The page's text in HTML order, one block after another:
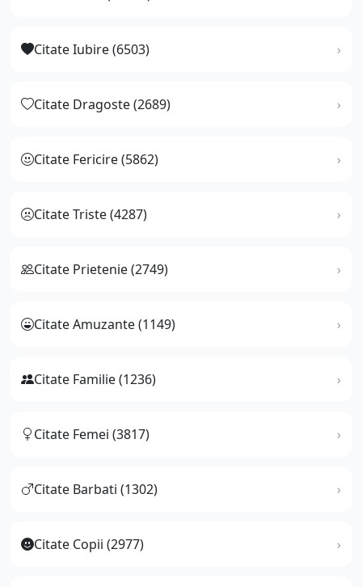
Citate Iubire (6503)
Citate Dragoste (2689)
Citate Fericire (5862)
Citate Triste (4287)
Citate Prietenie (2749)
Citate Amuzante (1149)
Citate Familie (1236)
Citate Femei (3817)
Citate Barbati (1302)
Citate Copii (2977)